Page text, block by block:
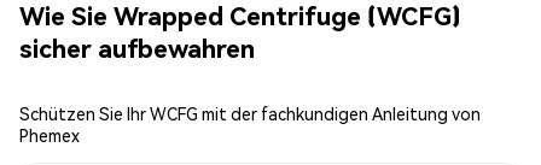
Wie Sie Wrapped Centrifuge (WCFG)
sicher aufbewahren
Schützen Sie Ihr WCFG mit der fachkundigen Anleitung von
Phemex